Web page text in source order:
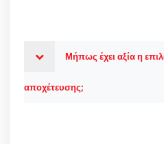
Μήπως έχει αξία η
αποχέτευσης;